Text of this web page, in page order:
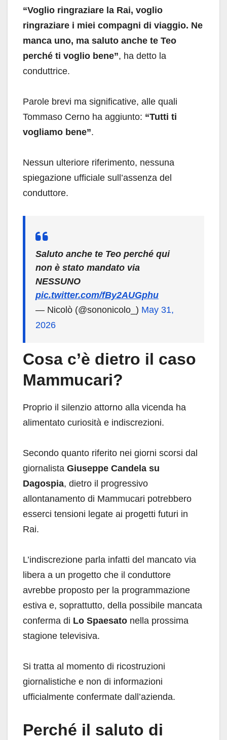
“Voglio ringraziare la Rai, voglio
ringraziare i miei compagni di viaggio. Ne
manca uno, ma saluto anche te Teo
perché ti voglio bene”, ha detto la
conduttrice.
Parole brevi ma significative, alle quali
Tommaso Cerno ha aggiunto: “Tutti ti
vogliamo bene”.
Nessun ulteriore riferimento, nessuna
spiegazione ufficiale sull’assenza del
conduttore.
Saluto anche te Teo perché qui
non è stato mandato via
NESSUNO
pic.twitter.com/fBy2AUGphu
— Nicolò (@sononicolo_) May 31,
2026
Cosa c’è dietro il caso
Mammucari?
Proprio il silenzio attorno alla vicenda ha
alimentato curiosità e indiscrezioni.
Secondo quanto riferito nei giorni scorsi dal
giornalista Giuseppe Candela su
Dagospia, dietro il progressivo
allontanamento di Mammucari potrebbero
esserci tensioni legate ai progetti futuri in
Rai.
L’indiscrezione parla infatti del mancato via
libera a un progetto che il conduttore
avrebbe proposto per la programmazione
estiva e, soprattutto, della possibile mancata
conferma di Lo Spaesato nella prossima
stagione televisiva.
Si tratta al momento di ricostruzioni
giornalistiche e non di informazioni
ufficialmente confermate dall’azienda.
Perché il saluto di